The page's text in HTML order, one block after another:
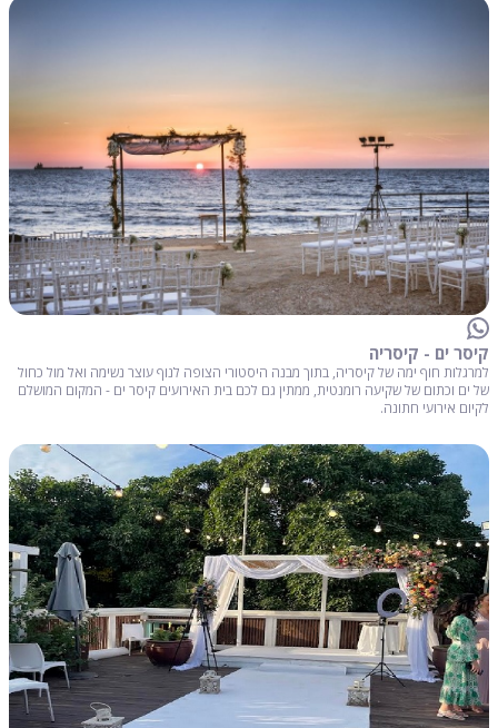
קיסר ים - קיסריה
למרגלות חוף ימה של קיסריה, בתוך מבנה היסטורי הצופה לנוף עוצר נשימה ואל מול כחול
של ים וכתום של שקיעה רומנטית, ממתין גם לכם בית האירועים קיסר ים - המקום המושלם
לקיום אירועי חתונה.